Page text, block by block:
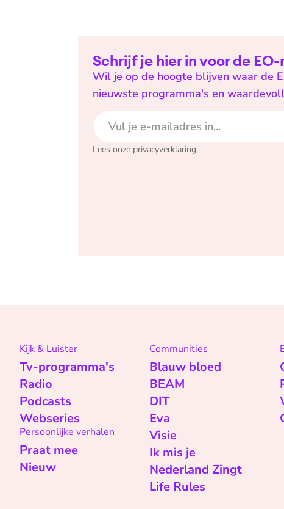
Schrijf je hier in voor de
Wil je op de hoogte blijven waar de
nieuwste programma's en
Lees onze privacyverklaring.
Kijk & Luister
Tv-programma's
Radio
Podcasts
Webseries
Persoonlijke verhalen
Praat mee
Nieuw
Communities
Blauw bloed
BEAM
DIT
Eva
Visie
Ik mis je
Nederland Zingt
Life Rules